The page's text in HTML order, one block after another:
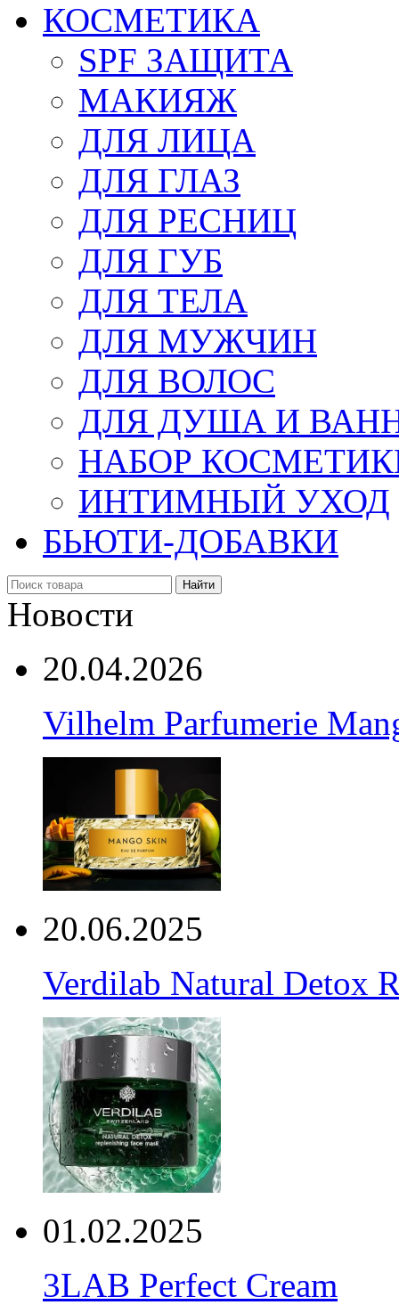
КОСМЕТИКА
SPF ЗАЩИТА
МАКИЯЖ
ДЛЯ ЛИЦА
ДЛЯ ГЛАЗ
ДЛЯ РЕСНИЦ
ДЛЯ ГУБ
ДЛЯ ТЕЛА
ДЛЯ МУЖЧИН
ДЛЯ ВОЛОС
ДЛЯ ДУША И
НАБОР
ИНТИМНЫЙ УХОД
БЬЮТИ-ДОБАВКИ
Найти
Новости
20.04.2026
Vilhelm Parfumerie
20.06.2025
Verdilab Natural Detox
01.02.2025
3LAB Perfect Cream